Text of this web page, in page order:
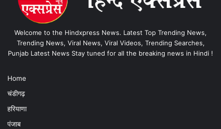
Welcome to the Hindxpress News. Latest Top Trending News,
Trending News, Viral News, Viral Videos, Trending Searches,
Punjab Latest News Stay tuned for all the breaking news in Hindi !
Home
चंडीगढ़
हरियाणा
पंजाब